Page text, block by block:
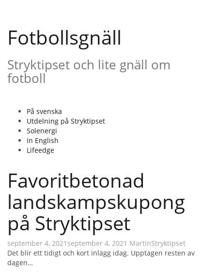
Fotbollsgnäll
Stryktipset och lite gnäll om
fotboll
På svenska
Utdelning på Stryktipset
Solenergi
In English
Lifeedge
Favoritbetonad
landskampskupong
på Stryktipset
september 4, 2021 september 4, 2021 MartinStryktipset
Det blir ett tidigt och kort inlägg idag. Upptagen resten av
dagen…